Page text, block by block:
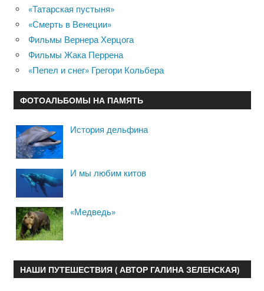
«Татарская пустыня»
«Смерть в Венеции»
Фильмы Вернера Херцога
Фильмы Жака Перрена
«Пепел и снег» Грегори Кольбера
ФОТОАЛЬБОМЫ НА ПАМЯТЬ
История дельфина
И мы любим китов
«Медведь»
НАШИ ПУТЕШЕСТВИЯ ( АВТОР ГАЛИНА ЗЕЛЕНСКАЯ)